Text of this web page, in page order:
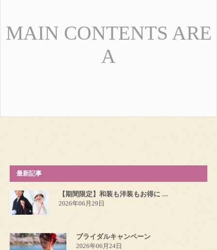
MAIN CONTENTS ARE
A
最新記事
【期間限定】和装も洋装もお得に ...
2026年06月29日
ブライダルキャンペーン
2026年06月24日